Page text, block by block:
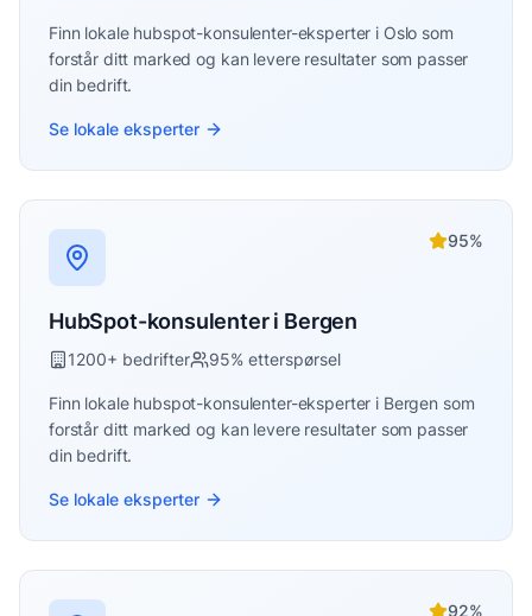
Finn lokale hubspot-konsulenter-eksperter i Oslo som
forstår ditt marked og kan levere resultater som passer
din bedrift.
Se lokale eksperter
95%
HubSpot-konsulenteri Bergen
1200+ bedrifter 95% etterspørsel
Finn lokale hubspot-konsulenter-eksperter i Bergen som
forstår ditt marked og kan levere resultater som passer
din bedrift.
Se lokale eksperter
92%